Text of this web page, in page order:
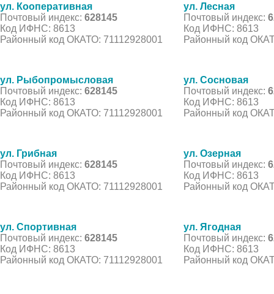
ул. Кооперативная
Почтовый индекс: 628145
Код ИФНС: 8613
Районный код ОКАТО: 71112928001
ул. Лесная
Почтовый индекс:
Код ИФНС: 8613
Районный код
ул. Рыбопромысловая
Почтовый индекс: 628145
Код ИФНС: 8613
Районный код ОКАТО: 71112928001
ул. Сосновая
Почтовый индекс:
Код ИФНС: 8613
Районный код
ул. Грибная
Почтовый индекс: 628145
Код ИФНС: 8613
Районный код ОКАТО: 71112928001
ул. Озерная
Почтовый индекс:
Код ИФНС: 8613
Районный код
ул. Спортивная
Почтовый индекс: 628145
Код ИФНС: 8613
Районный код ОКАТО: 71112928001
ул. Ягодная
Почтовый индекс:
Код ИФНС: 8613
Районный код